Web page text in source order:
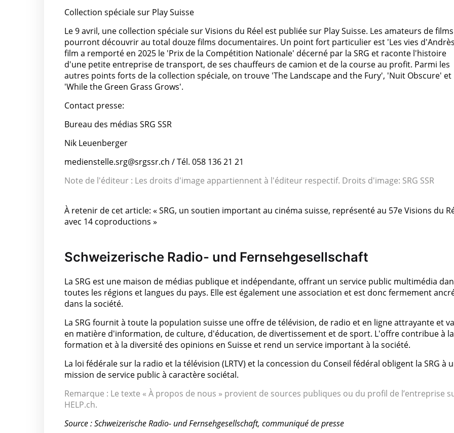
Collection spéciale sur Play Suisse
Le 9 avril, une collection spéciale sur Visions du Réel est publiée sur Play Suisse. Les amateurs de films
pourront découvrir au total douze films documentaires. Un point fort particulier est 'Les vies
film a remporté en 2025 le 'Prix de la Compétition Nationale' décerné par la SRG et raconte l'histoire
d'une petite entreprise de transport, de ses chauffeurs de camion et de la course au profit. Parmi les
autres points forts de la collection spéciale, on trouve 'The Landscape and the Fury', 'Nuit Obscure' et
'While the Green Grass Grows'.
Contact presse:
Bureau des médias SRG SSR
Nik Leuenberger
medienstelle.srg@srgssr.ch / Tél. 058 136 21 21
Note de l'éditeur : Les droits d'image appartiennent à l'éditeur respectif. Droits d'image: SRG SSR
À retenir de cet article: « SRG, un soutien important au cinéma suisse, représenté au 57e Visions du
avec 14 coproductions »
Schweizerische Radio- und Fernsehgesellschaft
La SRG est une maison de médias publique et indépendante, offrant un service public multimédia
toutes les régions et langues du pays. Elle est également une association et est donc fermement
dans la société.
La SRG fournit à toute la population suisse une offre de télévision, de radio et en ligne attrayante et
en matière d'information, de culture, d'éducation, de divertissement et de sport. L'offre contribue à la
formation et à la diversité des opinions en Suisse et rend un service important à la société.
La loi fédérale sur la radio et la télévision (LRTV) et la concession du Conseil fédéral obligent la SRG à
mission de service public à caractère sociétal.
Remarque : Le texte « À propos de nous » provient de sources publiques ou du profil de l’entreprise
HELP.ch.
Source : Schweizerische Radio- und Fernsehgesellschaft, communiqué de presse